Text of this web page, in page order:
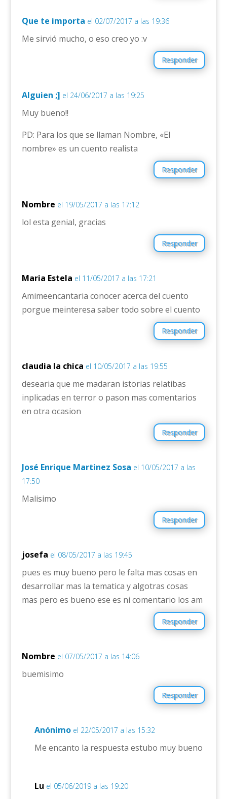
Que te importa el 02/07/2017 a las 19:36
Me sirvió mucho, o eso creo yo :v
Responder
Alguien ;] el 24/06/2017 a las 19:25
Muy bueno!!
PD: Para los que se llaman Nombre, «El
nombre» es un cuento realista
Responder
Nombre el 19/05/2017 a las 17:12
lol esta genial, gracias
Responder
Maria Estela el 11/05/2017 a las 17:21
Amimeencantaria conocer acerca del cuento
porgue meinteresa saber todo sobre el cuento
Responder
claudia la chica el 10/05/2017 a las 19:55
desearia que me madaran istorias relatibas
inplicadas en terror o pason mas comentarios
en otra ocasion
Responder
José Enrique Martinez Sosa el 10/05/2017 a las
17:50
Malisimo
Responder
josefa el 08/05/2017 a las 19:45
pues es muy bueno pero le falta mas cosas en
desarrollar mas la tematica y algotras cosas
mas pero es bueno ese es ni comentario los am
Responder
Nombre el 07/05/2017 a las 14:06
buemisimo
Responder
Anónimo el 22/05/2017 a las 15:32
Me encanto la respuesta estubo muy bueno
Lu el 05/06/2019 a las 19:20